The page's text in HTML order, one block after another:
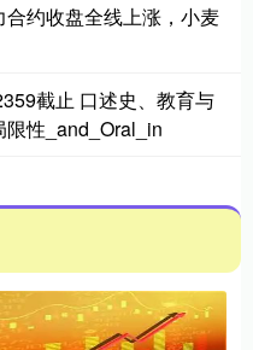
约收盘全线上涨，小麦
截止 口述史、教育与
性_and_Oral_in